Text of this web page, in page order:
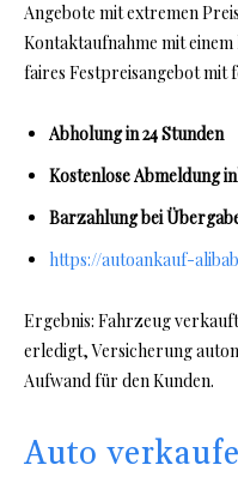
Angebote mit extremen
Kontaktaufnahme mit
faires Festpreisangebot mit
Abholung in 24 Stunden
Kostenlose Abmeldung
Barzahlung bei
https://autoankauf-
Ergebnis: Fahrzeug
erledigt, Versicherung
Aufwand für den Kunden.
Auto